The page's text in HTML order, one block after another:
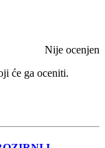
Nije ocenjen
će ga oceniti.